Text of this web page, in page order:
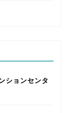
ションセンタ